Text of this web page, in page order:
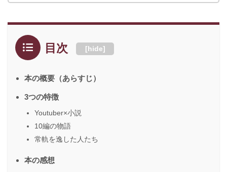
目次 [hide]
本の概要（あらすじ）
3つの特徴
Youtuber×小説
10編の物語
常軌を逸した人たち
本の感想